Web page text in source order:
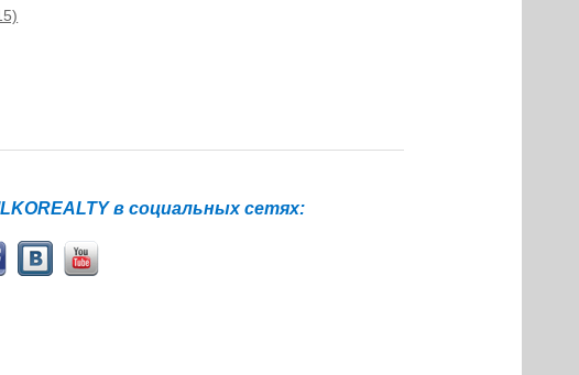
в социальных сетях: